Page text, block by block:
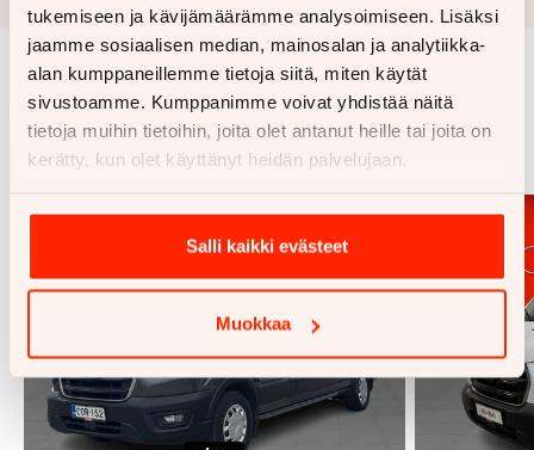
tukemiseen ja kävijämäärämme analysoimiseen. Lisäksi
jaamme sosiaalisen median, mainosalan ja analytiikka-
alan kumppaneillemme tietoja siitä, miten käytät
sivustoamme. Kumppanimme voivat yhdistää näitä
tietoja muihin tietoihin, joita olet antanut heille tai joita on
kerätty, kun olet käyttänyt heidän palvelujaan.
Salli kaikki evästeet
Muokkaa
Samankaltaisia ajoneuvoja
Katso kaikki